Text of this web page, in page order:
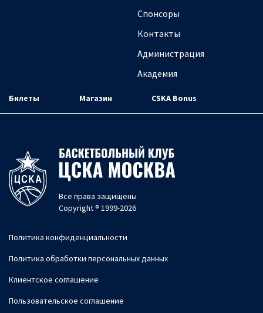
Спонсоры
Контакты
Администрация
Академия
Билеты Магазин CSKA Bonus
Все права защищены
Copyright ® 1999-2026
Политика конфиденциальности
Политика обработки персональных данных
Клиентское соглашение
Пользовательское соглашение